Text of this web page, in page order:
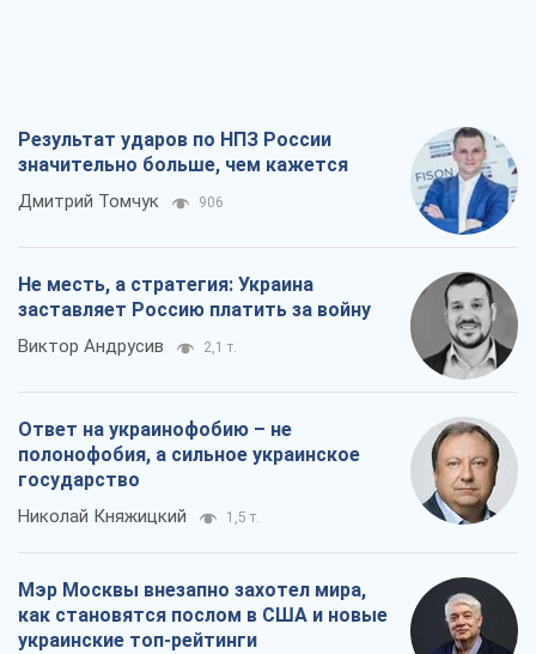
Результат ударов по НПЗ России
значительно больше, чем кажется
Дмитрий Томчук 906
Не месть, а стратегия: Украина
заставляет Россию платить за войну
Виктор Андрусив 2,1 т.
Ответ на украинофобию – не
полонофобия, а сильное украинское
государство
Николай Княжицкий 1,5 т.
Мэр Москвы внезапно захотел мира,
как становятся послом в США и новые
украинские топ-рейтинги